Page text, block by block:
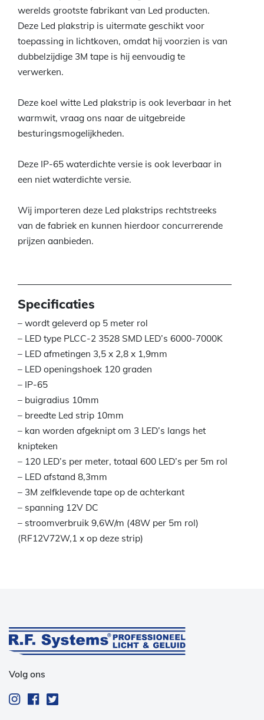
werelds grootste fabrikant van Led producten.
Deze Led plakstrip is uitermate geschikt voor
toepassing in lichtkoven, omdat hij voorzien is van
dubbelzijdige 3M tape is hij eenvoudig te
verwerken.
Deze koel witte Led plakstrip is ook leverbaar in het
warmwit, vraag ons naar de uitgebreide
besturingsmogelijkheden.
Deze IP-65 waterdichte versie is ook leverbaar in
een niet waterdichte versie.
Wij importeren deze Led plakstrips rechtstreeks
van de fabriek en kunnen hierdoor concurrerende
prijzen aanbieden.
Specificaties
– wordt geleverd op 5 meter rol
– LED type PLCC-2 3528 SMD LED’s 6000-7000K
– LED afmetingen 3,5 x 2,8 x 1,9mm
– LED openingshoek 120 graden
– IP-65
– buigradius 10mm
– breedte Led strip 10mm
– kan worden afgeknipt om 3 LED’s langs het
knipteken
– 120 LED’s per meter, totaal 600 LED’s per 5m rol
– LED afstand 8,3mm
– 3M zelfklevende tape op de achterkant
– spanning 12V DC
– stroomverbruik 9,6W/m (48W per 5m rol)
(RF12V72W,1 x op deze strip)
Volg ons